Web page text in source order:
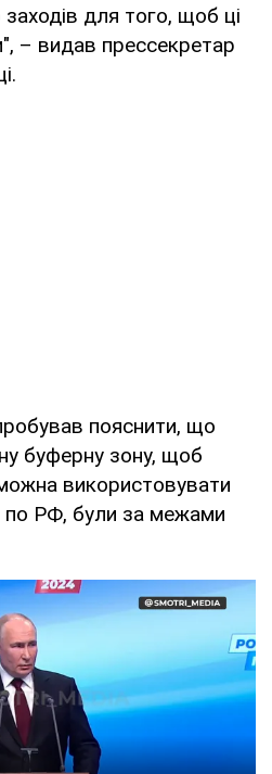
для того, щоб ці
– видав прессекретар
пояснити, що
буферну зону, щоб
використовувати
по РФ, були за межами